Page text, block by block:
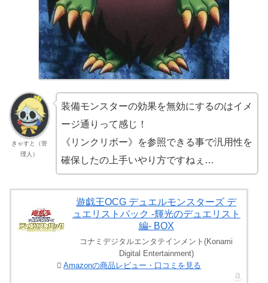
きゃすと（管
理人）
装備モンスターの効果を無効にするのはイメ
ージ通りって感じ！
《リンクリボー》を参照できる事で汎用性を
確保したの上手いやり方ですねぇ…
遊戯王OCG デュエルモンスターズ デ
ュエリストパック -輝光のデュエリスト
編- BOX
コナミデジタルエンタテインメント(Konami
Digital Entertainment)
Amazonの商品レビュー・口コミを見る